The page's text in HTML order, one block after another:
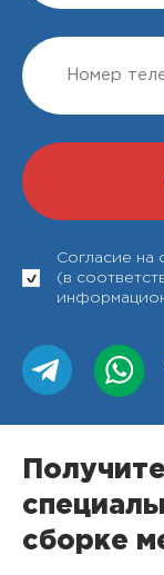
Согласие на
(в
сборке